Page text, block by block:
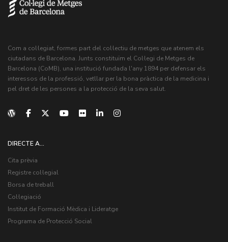
Com a col·legiat, formes part del col·lectiu de metges que atenem els
ciutadans de Barcelona. Junts constituïm el Col·legi de Metges de
Barcelona (CoMB), una institució fundada l'any 1894 per defensar els
interessos de la professió, vetllar per la bona pràctica de la medicina i
pel dret de les persones a la protecció de la seva salut.
DIRECTE A...
Cita prèvia
Registre col·legial
Borsa de treball
Col·legiació
Institut de Formació Mèdica i Lideratge
Programa de Protecció Social